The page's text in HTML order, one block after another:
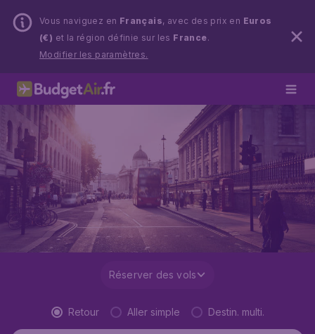
Vous naviguez en Français, avec des prix en Euros
(€) et la région définie sur les France.
Modifier les paramètres.
Réserver des vols
Retour Aller simple Destin. multi.